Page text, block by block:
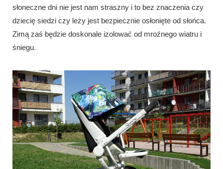
słoneczne dni nie jest nam straszny i to bez znaczenia czy
dziecię siedzi czy leży jest bezpiecznie osłonięte od słońca.
Zimą zaś będzie doskonale izolować od mroźnego wiatru i
śniegu.